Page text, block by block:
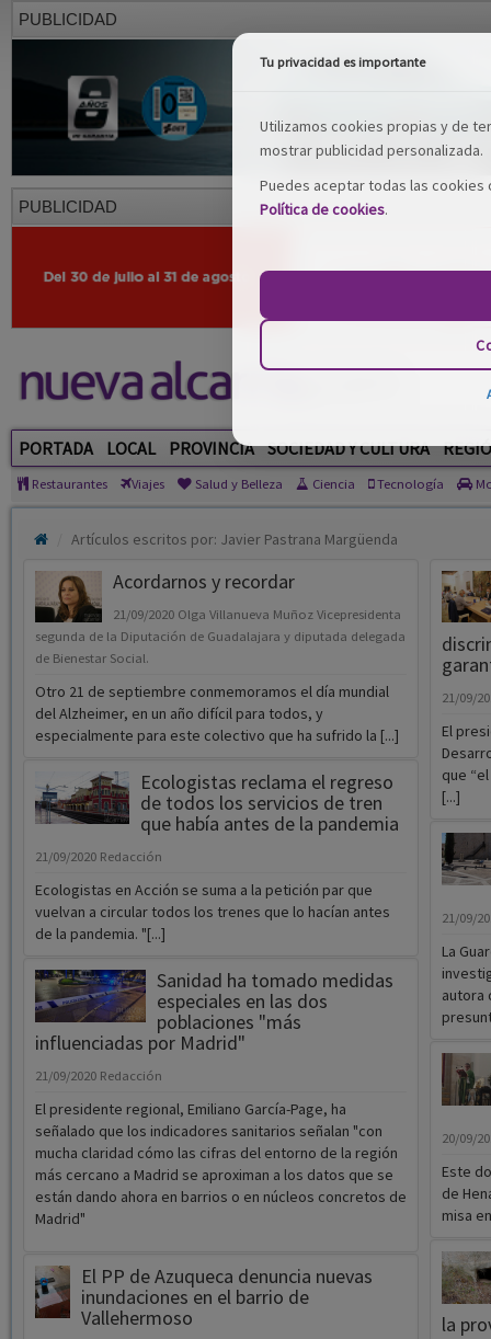
PUBLICIDAD
PUBLICIDAD
PORTADA LOCAL PROVINCIA SOCIEDAD Y CULTURA
Restaurantes Viajes Salud y Belleza Ciencia Tecnología
Artículos escritos por: Javier Pastrana Margüenda
Acordarnos y recordar
21/09/2020 Olga Villanueva Muñoz Vicepresidenta
segunda de la Diputación de Guadalajara y diputada delegada
de Bienestar Social.
Otro 21 de septiembre conmemoramos el día mundial
del Alzheimer, en un año difícil para todos, y
especialmente para este colectivo que ha sufrido la [...]
Ecologistas reclama el regreso
de todos los servicios de tren
que había antes de la pandemia
21/09/2020 Redacción
Ecologistas en Acción se suma a la petición par que
vuelvan a circular todos los trenes que lo hacían antes
de la pandemia. "[...]
Sanidad ha tomado medidas
especiales en las dos
poblaciones "más
influenciadas por Madrid"
21/09/2020 Redacción
El presidente regional, Emiliano García-Page, ha
señalado que los indicadores sanitarios señalan "con
mucha claridad cómo las cifras del entorno de la región
más cercano a Madrid se aproximan a los datos que se
están dando ahora en barrios o en núcleos concretos de
Madrid"
El PP de Azuqueca denuncia nuevas
inundaciones en el barrio de
Vallehermoso
21/09/
El
que
[...]
21/09/
La
autora
20/09/
Este
de
misa
la
Tu privacidad es importante
Utilizamos cookies propias y de
mostrar publicidad personalizada.
Puedes aceptar todas las
Política de cookies.